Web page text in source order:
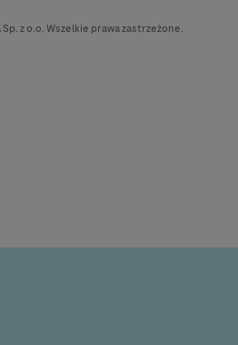
z o.o. Wszelkie prawa zastrzeżone.